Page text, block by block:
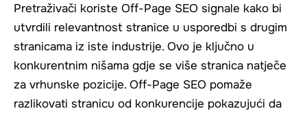
Pretraživači koriste Off-Page SEO signale kako bi
utvrdili relevantnost stranice u usporedbi s drugim
stranicama iz iste industrije. Ovo je ključno u
konkurentnim nišama gdje se više stranica natječe
za vrhunske pozicije. Off-Page SEO pomaže
razlikovati stranicu od konkurencije pokazujući da